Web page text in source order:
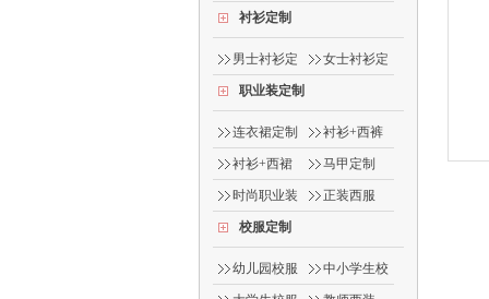
衬衫定制
男士衬衫定
制
女士衬衫定
职业装定制
连衣裙定制 衬衫+西裤
衬衫+西裙 马甲定制
时尚职业装 正装西服
校服定制
幼儿园校服
中小学生校